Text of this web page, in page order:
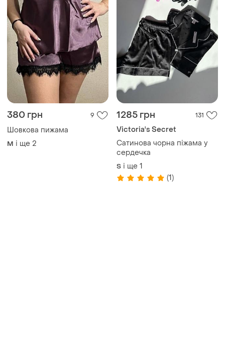
380 грн 9
Шовкова пижама
M і ще 2
1285 грн 131
Victoria's Secret
Сатинова чорна піжама у
сердечка
S і ще 1
(1)